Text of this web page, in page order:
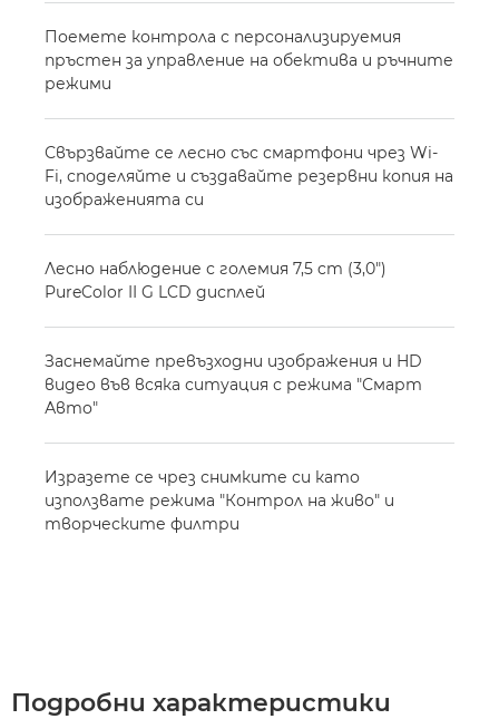
Поемете контрола с персонализируемия
пръстен за управление на обектива и ръчните
режими
Свързвайте се лесно със смартфони чрез Wi-
Fi, споделяйте и създавайте резервни копия на
изображенията си
Лесно наблюдение с големия 7,5 cm (3,0")
PureColor II G LCD дисплей
Заснемайте превъзходни изображения и HD
видео във всяка ситуация с режима "Смарт
Авто"
Изразете се чрез снимките си като
използвате режима "Контрол на живо" и
творческите филтри
Подробни характеристики